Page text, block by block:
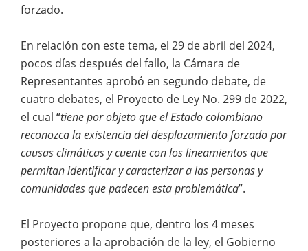
forzado.
En relación con este tema, el 29 de abril del 2024,
pocos días después del fallo, la Cámara de
Representantes aprobó en segundo debate, de
cuatro debates, el Proyecto de Ley No. 299 de 2022,
el cual “tiene por objeto que el Estado colombiano
reconozca la existencia del desplazamiento forzado por
causas climáticas y cuente con los lineamientos que
permitan identificar y caracterizar a las personas y
comunidades que padecen esta problemática”.
El Proyecto propone que, dentro los 4 meses
posteriores a la aprobación de la ley, el Gobierno